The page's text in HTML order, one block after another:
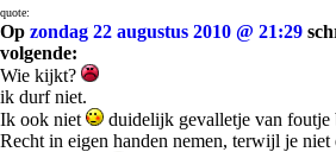
quote:
Op zondag 22 augustus 2010 @ 21:29
volgende:
Wie kijkt?
ik durf niet.
Ik ook niet
duidelijk gevalletje van foutje
Recht in eigen handen nemen, terwijl je